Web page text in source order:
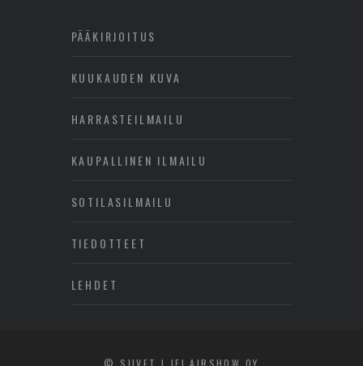
PÄÄKIRJOITUS
KUUKAUDEN KUVA
HARRASTEILMAILU
KAUPALLINEN ILMAILU
SOTILASILMAILU
TIEDOTTEET
LEHDET